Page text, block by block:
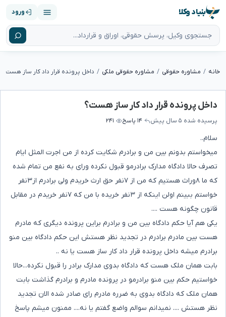
بنیاد وکلا ورود
خانه مشاوره حقوقی مشاوره حقوقی ملکی داخل پرونده قرار داد کار ساز هست؟
داخل پرونده قرار داد کار ساز هست؟
پرسیده شده ۵ سال پیش ۱۴ پاسخ ۲۴۱
سلام..
میخواستم بدونم بین من و برادرم شکایت کرده از من اجرت المثل ایام
تصرف حالا دادگاه مدارک برادرمو قبول نکرده ورای به نفع من تمام شده
که ما ۸وراث هستیم که من از ۷نفر حق ارث خریدم ولی برادرم از۳نفر
خواستم ببینم اولن اینکه از ۳نفر خریده با من که ۷نفر خریدم در مقابل
قانون چگونه هست ....
یکی هم آیا حکم دادگاه بین من و برادرم براین پرونده دیگری که مادرم
هست بین مادرم برادرم در تجدید نظر هستش این حکم دادگاه بین منو
برادرم میشه داخل پرونده قرار داد کار ساز هست یا نه ..
بابت همان ملک هست که دادگاه بدوی مدارک برادر را قبول نکرده...حالا
خواستیم حکم بین منو برادرمو در پرونده مادرم و برادرم گذاشت بابت
همان ملک که دادگاه بدوی به ضرره مادرم رای صادر شده الان تجدید
نظر هستش .... نمیدانم سوالم واضع گفتم یا نه.... ممنون میشم پاسخ